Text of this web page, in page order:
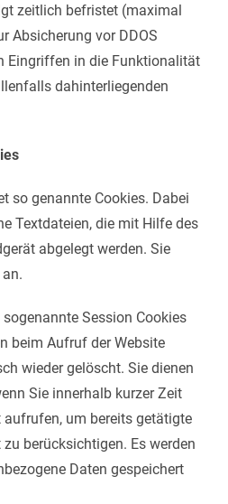
zeitlich befristet (maximal
Absicherung vor DDOS
Eingriffen in die Funktionalität
dahinterliegenden
so genannte Cookies. Dabei
Textdateien, die mit Hilfe des
abgelegt werden. Sie
Session Cookies
beim Aufruf der Website
wieder gelöscht. Sie dienen
Sie innerhalb kurzer Zeit
aufrufen, um bereits getätigte
berücksichtigen. Es werden
Daten gespeichert